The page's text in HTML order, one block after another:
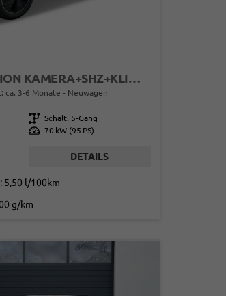
CLASSIC SELECTION KAMERA+SHZ+KLIMA+TEMPOMAT+LED+16" LM
ca. 3-6 Monate Neuwagen
Getriebe Schalt. 5-Gang
Leistung 70 kW (95 PS)
DETAILS
5,50 l/100km
g/km